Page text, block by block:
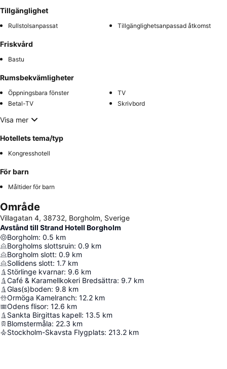
Tillgänglighet
Rullstolsanpassat Tillgänglighetsanpassad åtkomst
Friskvård
Bastu
Rumsbekvämligheter
Öppningsbara fönster
TV
Betal-TV
Skrivbord
Visa mer
Hotellets tema/typ
Kongresshotell
För barn
Måltider för barn
Område
Villagatan 4, 38732, Borgholm, Sverige
Avstånd till Strand Hotell Borgholm
Borgholm: 0.5 km
Borgholms slottsruin: 0.9 km
Borgholm slott: 0.9 km
Sollidens slott: 1.7 km
Störlinge kvarnar: 9.6 km
Café & Karamellkokeri Bredsättra: 9.7 km
Glas(s)boden: 9.8 km
Ormöga Kamelranch: 12.2 km
Odens flisor: 12.6 km
Sankta Birgittas kapell: 13.5 km
Blomstermåla: 22.3 km
Stockholm-Skavsta Flygplats: 213.2 km